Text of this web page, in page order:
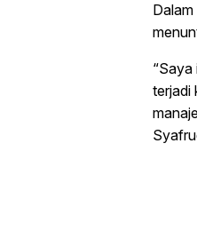
terjadi